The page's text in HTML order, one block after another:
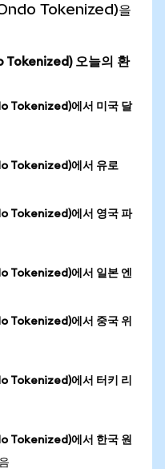
Tokenized)을
Tokenized) 오늘의 환
Tokenized)에서 미국 달
Tokenized)에서 유로
Tokenized)에서 영국 파
Tokenized)에서 일본 엔
Tokenized)에서 중국 위
Tokenized)에서 터키 리
Tokenized)에서 한국 원